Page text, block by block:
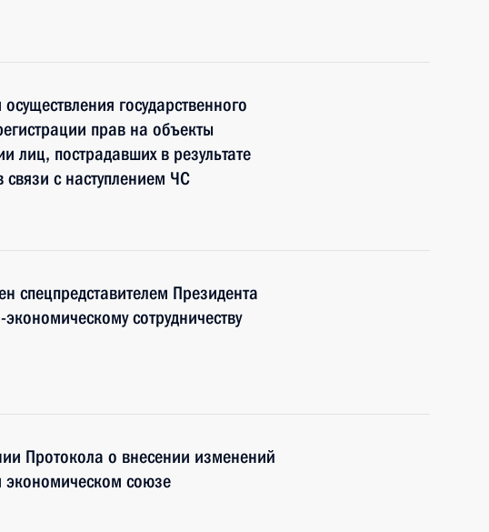
государственного
прав на объекты
лиц, пострадавших в результате
с наступлением ЧС
спецпредставителем Президента
сотрудничеству
Протокола о внесении изменений
союзе